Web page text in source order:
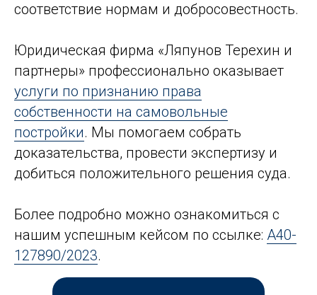
соответствие нормам и добросовестность.
Юридическая фирма «Ляпунов Терехин и
партнеры» профессионально оказывает
услуги по признанию права
собственности на самовольные
постройки. Мы помогаем собрать
доказательства, провести экспертизу и
добиться положительного решения суда.
Более подробно можно ознакомиться с
нашим успешным кейсом по ссылке: А40-
127890/2023.